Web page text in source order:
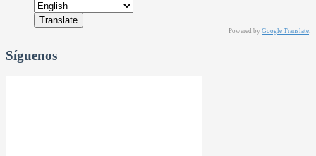
Powered by Google Translate
Síguenos